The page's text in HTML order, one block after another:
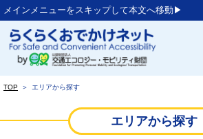
メインメニューをスキップして本文へ移動▶︎
TOP ＞ エリアから探す
エリアから探す